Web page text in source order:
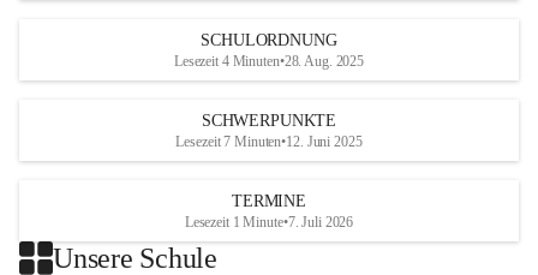
SCHULORDNUNG
Lesezeit 4 Minuten•28. Aug. 2025
SCHWERPUNKTE
Lesezeit 7 Minuten•12. Juni 2025
TERMINE
Lesezeit 1 Minute•7. Juli 2026
Unsere Schule